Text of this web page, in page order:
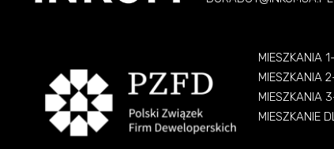
MIESZKANIA
MIESZKANIA
MIESZKANIA
MIESZKANIE